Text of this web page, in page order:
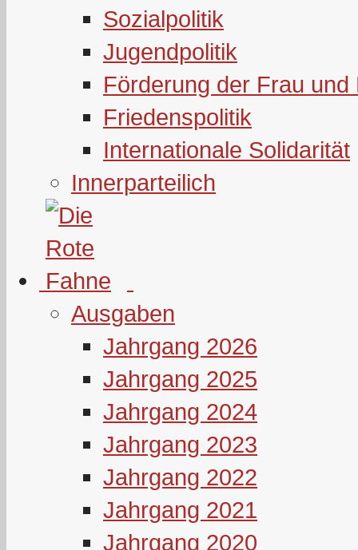
Sozialpolitik
Jugendpolitik
Förderung der Frau und
Friedenspolitik
Internationale Solidarität
Innerparteilich
Ausgaben
Jahrgang 2026
Jahrgang 2025
Jahrgang 2024
Jahrgang 2023
Jahrgang 2022
Jahrgang 2021
Jahrgang 2020